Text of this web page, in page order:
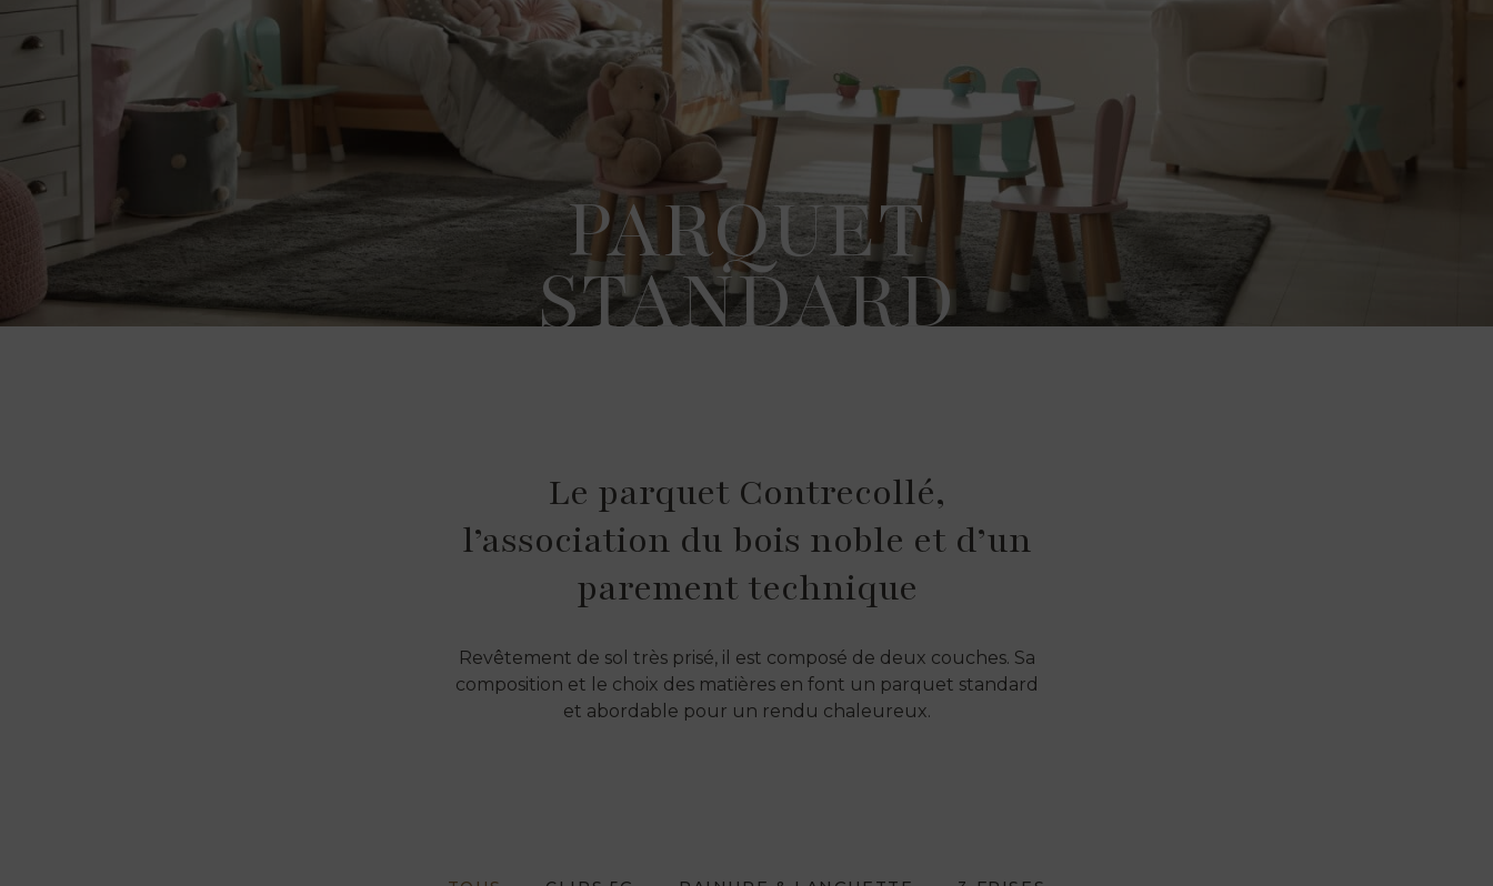
PARQUET
STANDARD
Le parquet Contrecollé,
l’association du bois noble et d’un
parement technique
Revêtement de sol très prisé, il est composé de deux couches. Sa
composition et le choix des matières en font un parquet standard
et abordable pour un rendu chaleureux.